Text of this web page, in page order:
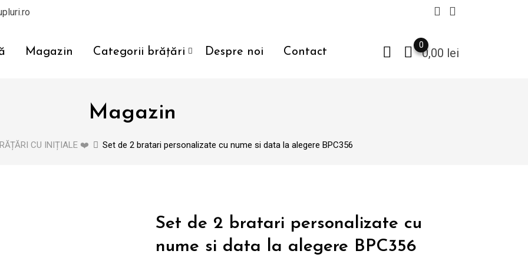
Magazin Categorii brățări Despre noi Contact 0,00 lei
0
Magazin
CU INIȚIALE ❤️ Set de 2 bratari personalizate cu nume si data la alegere BPC356
Set de 2 bratari personalizate cu
nume si data la alegere BPC356